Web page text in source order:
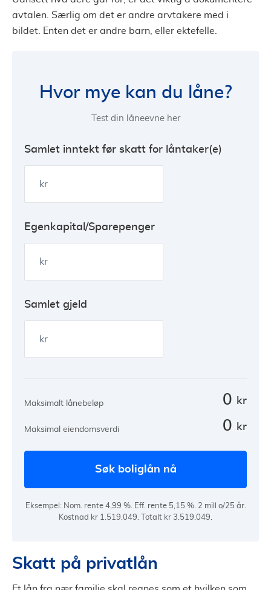
avtalen. Særlig om det er andre arvtakere med i
bildet. Enten det er andre barn, eller ektefelle.
Hvor mye kan du låne?
Test din låneevne her
Samlet inntekt før skatt for låntaker(e)
kr
Egenkapital/Sparepenger
kr
Samlet gjeld
kr
Maksimalt lånebeløp 0 kr
Maksimal eiendomsverdi 0 kr
søk boliglån nå
Eksempel: Nom. rente 4,99 %. Eff. rente 5,15 %. 2 mill o/25 år.
Kostnad kr 1.519.049. Totalt kr 3.519.049.
Skatt på privatlån